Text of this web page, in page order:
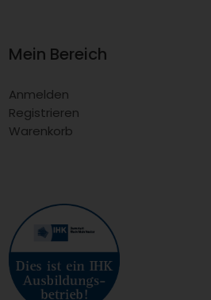
Mein Bereich
Anmelden
Registrieren
Warenkorb